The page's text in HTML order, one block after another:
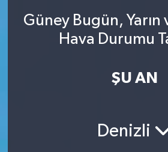
Güney Bugün, Yarın
Hava Durumu
ŞU AN
Denizli
SINAVLAR
AKADEMİK/BİLİM